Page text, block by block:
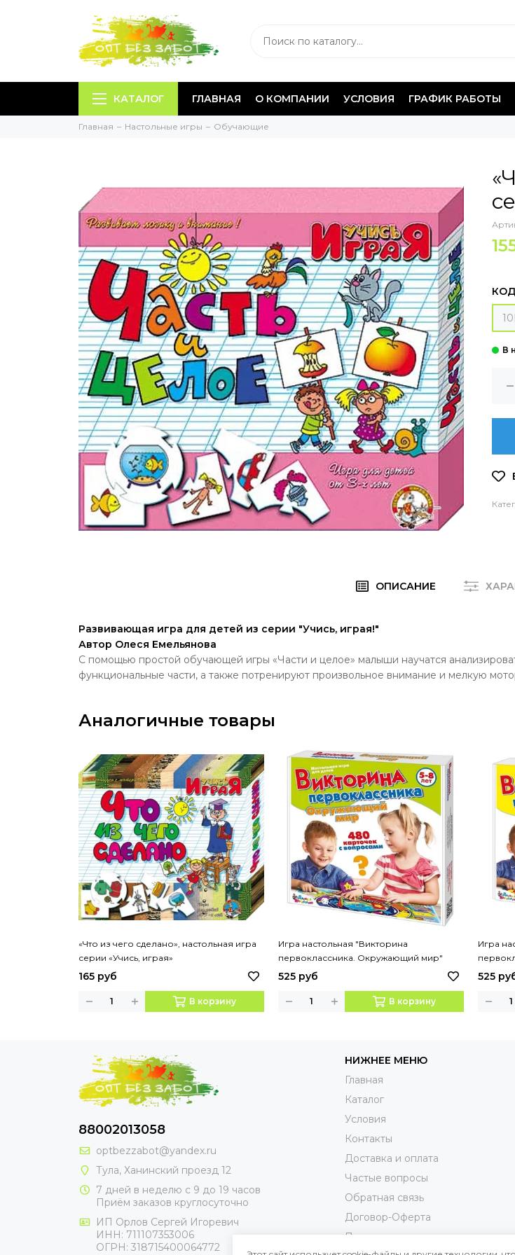
КАТАЛОГ ГЛАВНАЯ О КОМПАНИИ УСЛОВИЯ ГРАФИК РАБОТЫ
Главная Настольные игры Обучающие
ОПИСАНИЕ
Развивающая игра для детей из серии "Учись, играя!"
Автор Олеся Емельянова
С помощью простой обучающей игры «Части и целое» малыши научатся
функциональные части, а также потренируют произвольное внимание и мелкую
Аналогичные товары
«Что из чего сделано», настольная игра
серии «Учись, играя»
165 руб
В корзину
Игра настольная "Викторина
первоклассника. Окружающий мир"
525 руб
В корзину
Игра
525
88002013058
optbezzabot@yandex.ru
Тула, Ханинский проезд 12
7 дней в неделю с 9 до 19 часов
Приём заказов круглосуточно
ИП Орлов Сергей Игоревич
ИНН: 711107353006
ОГРН: 318715400064772
НИЖНЕЕ МЕНЮ
Главная
Каталог
Условия
Контакты
Доставка и оплата
Частые вопросы
Обратная связь
Договор-Оферта
Пользовательское соглашениие